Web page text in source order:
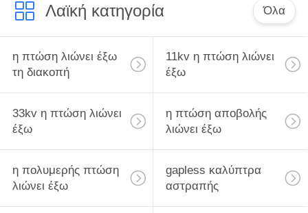
Λαϊκή κατηγορία Όλα
η πτώση λιώνει έξω
τη διακοπή
11kv η πτώση λιώνει
έξω
33kv η πτώση λιώνει
έξω
η πτώση αποβολής
λιώνει έξω
η πολυμερής πτώση
λιώνει έξω
gapless καλύπτρα
αστραπής